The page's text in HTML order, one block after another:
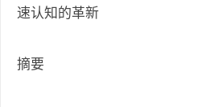
速认知的革新
摘要